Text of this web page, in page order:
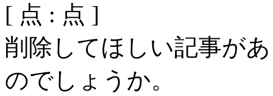
[ 点 : 点 ]
削除してほしい記事が
のでしょうか。